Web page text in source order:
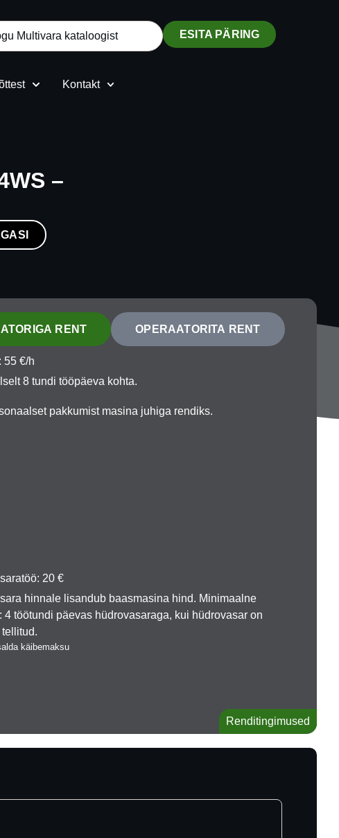
ESITA PÄRING
Kontakt
–
Renditingimused
RENT OPERAATORITA RENT
55 €/h
8 tundi tööpäeva kohta.
pakkumist masina juhiga rendiks.
20 €
hinnale lisandub baasmasina hind. Minimaalne
4 töötundi päevas hüdrovasaraga, kui hüdrovasar on
käibemaksu